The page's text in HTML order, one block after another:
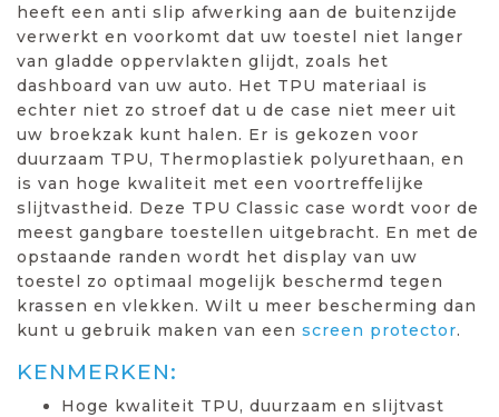
heeft een anti slip afwerking aan de buitenzijde
verwerkt en voorkomt dat uw toestel niet langer
van gladde oppervlakten glijdt, zoals het
dashboard van uw auto. Het TPU materiaal is
echter niet zo stroef dat u de case niet meer uit
uw broekzak kunt halen. Er is gekozen voor
duurzaam TPU, Thermoplastiek polyurethaan, en
is van hoge kwaliteit met een voortreffelijke
slijtvastheid. Deze TPU Classic case wordt voor de
meest gangbare toestellen uitgebracht. En met de
opstaande randen wordt het display van uw
toestel zo optimaal mogelijk beschermd tegen
krassen en vlekken. Wilt u meer bescherming dan
kunt u gebruik maken van een screen protector.
KENMERKEN:
Hoge kwaliteit TPU, duurzaam en slijtvast